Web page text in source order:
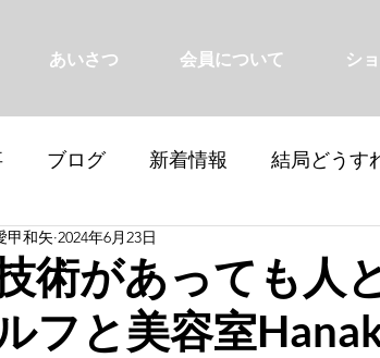
あいさつ 会員について シ
ブログ 新着情報 結局どうす
術があっても人
フと美容室
甲和矢 2024年6月23日